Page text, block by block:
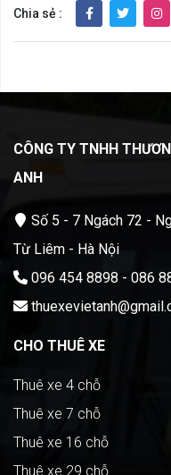
Chia sẻ :
CÔNG TY TNHH
ANH
Số 5 - 7 Ngách 72 -
Từ Liêm - Hà Nội
096 454 8898 - 086
CHO THUÊ XE
Thuê xe 4 chỗ
Thuê xe 7 chỗ
Thuê xe 16 chỗ
Thuê xe 29 chỗ